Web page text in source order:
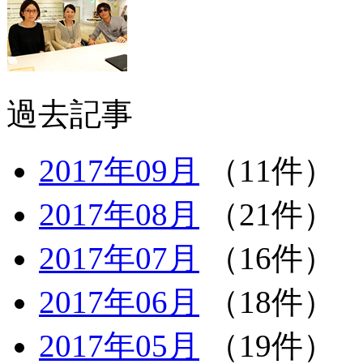
過去記事
2017年09月
（11件）
2017年08月
（21件）
2017年07月
（16件）
2017年06月
（18件）
2017年05月
（19件）